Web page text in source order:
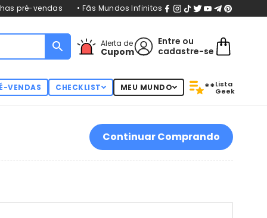
pré-vendas • Fãs Mundos Infinitos
Alerta de
Cupom
Entre ou
cadastre-se
VENDAS CHECKLIST MEU MUNDO **Lista
Geek
Continuar Comprando